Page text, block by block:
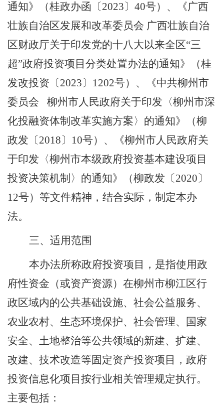
通知》（桂政办函〔2023〕 40号）、
《广西
壮族自治区发展和改革委员会 广西壮族自治
区财政厅关于印发党的十八大以来全区“三
超”政府投资项目分类处置办法的通知》（桂
发改投资〔2023〕 1202号） 、
《中共柳州市
委员会
柳州市人民政府关于印发〈柳州市深
化投融资体制改革实施方案〉的通知》（柳
政发〔2018〕 10号）、《柳州市人民政府关
于印发〈柳州市本级政府投资基本建设项目
投资决策机制〉的通知》（柳政发〔2020〕
12号） 等文件精神，结合实际，制定本办
法。
三、 适用范围
本办法所称政府投资项目，是指使用政
府性资金（或资产资源）在柳州市柳江区行
政区域内的公共基础设施、社会公益服务、
农业农村、生态环境保护、社会管理、国家
安全、 土地整治等公共领域的新建、扩建、
改建、技术改造等固定资产投资项目，政府
投资信息化项目按行业相关管理规定执行。
主要包括：